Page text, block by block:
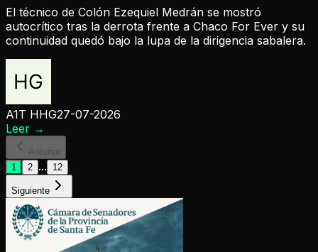
El técnico de Colón Ezequiel Medrán se mostró
autocrítico tras la derrota frente a Chaco For Ever y su
continuidad quedó bajo la lupa de la dirigencia sabalera.
A1T HHG27-07-2026
Leer →
Anterior
1
2 ... 12
Siguiente